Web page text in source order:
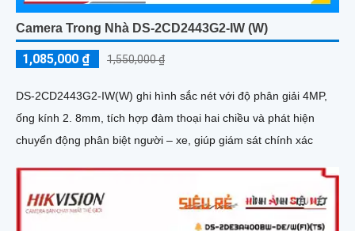
Camera Trong Nhà DS-2CD2443G2-IW (W)
1,085,000 ₫ 1,550,000 ₫
DS-2CD2443G2-IW(W) ghi hình sắc nét với độ phân giải 4MP,
ống kính 2. 8mm, tích hợp đàm thoại hai chiều và phát hiện
chuyển động phân biệt người – xe, giúp giám sát chính xác